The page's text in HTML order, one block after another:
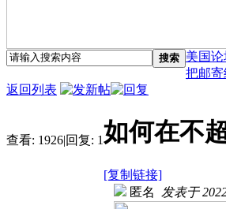
搜索 美国
把邮
返回列表
查看: 1926|回复: 1如何在不
[复制链接]
匿名 发表于